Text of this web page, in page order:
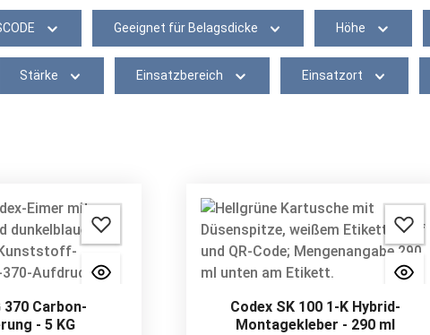
Geeignet für Belagsdicke Höhe
Stärke Einsatzbereich Einsatzort
370 Carbon-
- 5 KG
Codex SK 100 1-K Hybrid-
Montagekleber - 290 ml